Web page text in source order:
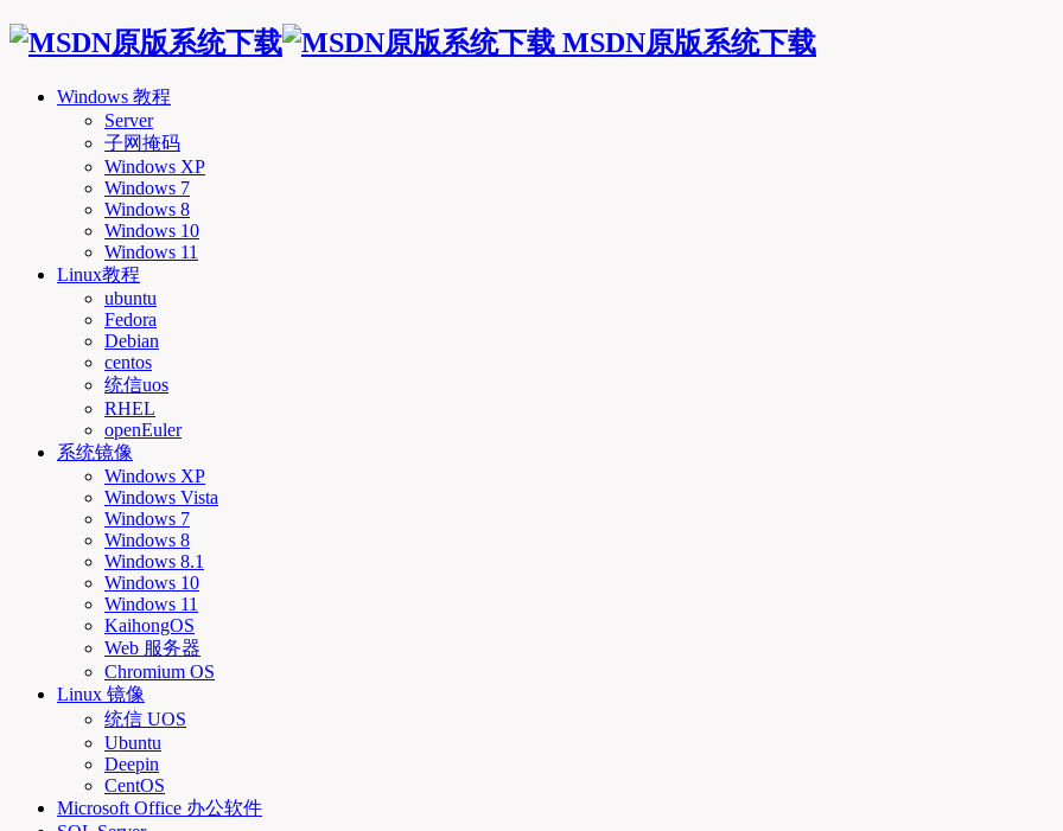
MSDN原版系统下载
Windows 教程
Server
子网掩码
Windows XP
Windows 7
Windows 8
Windows 10
Windows 11
Linux教程
ubuntu
Fedora
Debian
centos
统信uos
RHEL
openEuler
系统镜像
Windows XP
Windows Vista
Windows 7
Windows 8
Windows 8.1
Windows 10
Windows 11
KaihongOS
Web 服务器
Chromium OS
Linux 镜像
统信 UOS
Ubuntu
Deepin
CentOS
Microsoft Office 办公软件